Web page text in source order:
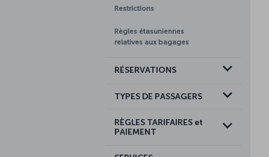
Restrictions
Règles étasuniennes
relatives aux bagages
RÉSERVATIONS
TYPES DE PASSAGERS
RÈGLES TARIFAIRES et
PAIEMENT